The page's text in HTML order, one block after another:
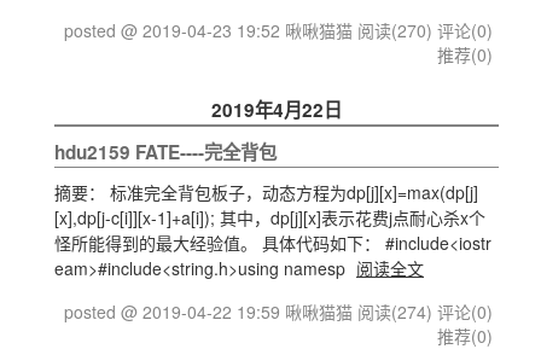
posted @ 2019-04-23 19:52 啾啾猫猫 阅读(270) 评论(0)
推荐(0)
2019年4月22日
hdu2159 FATE----完全背包
摘要： 标准完全背包板子，动态方程为dp[j][x]=max(dp[j]
[x],dp[j-c[i]][x-1]+a[i]); 其中，dp[j][x]表示花费j点耐心杀x个
怪所能得到的最大经验值。 具体代码如下： #include<iostr
eam>#include<string.h>using namesp 阅读全文
posted @ 2019-04-22 19:59 啾啾猫猫 阅读(274) 评论(0)
推荐(0)